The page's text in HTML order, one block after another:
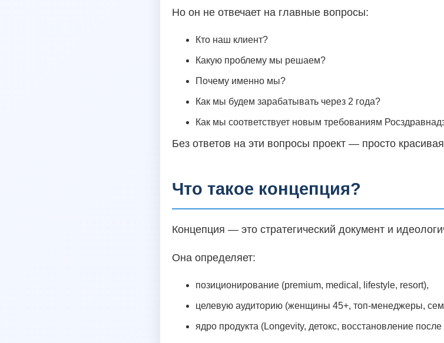
Но он не отвечает на главные вопросы:
Кто наш клиент?
Какую проблему мы решаем?
Почему именно мы?
Как мы будем зарабатывать через 2 года?
Как мы соответствует новым требованиям
Без ответов на эти вопросы проект — просто
Что такое концепция?
Концепция — это стратегический документ и
Она определяет:
позиционирование (premium, medical, lifestyle, resort),
целевую аудиторию (женщины 45+, топ-менеджеры,
ядро продукта (Longevity, детокс, восстановление